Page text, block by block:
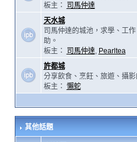
板主：
司馬仲達
天水城
司馬仲達的城池，求學、工
助。
板主：
司馬仲達, Pearltea
許都城
分享飲食、烹飪、旅遊、攝影
板主： 懶蛇
其他話題